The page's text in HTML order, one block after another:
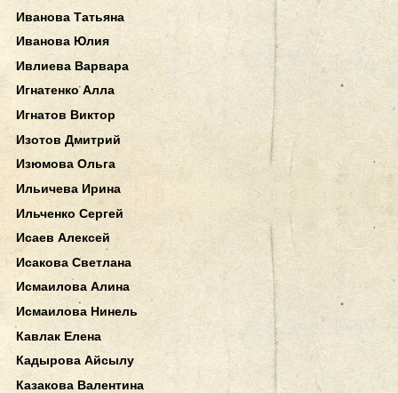
Иванова Татьяна
Иванова Юлия
Ивлиева Варвара
Игнатенко Алла
Игнатов Виктор
Изотов Дмитрий
Изюмова Ольга
Ильичева Ирина
Ильченко Сергей
Исаев Алексей
Исакова Светлана
Исмаилова Алина
Исмаилова Нинель
Кавлак Елена
Кадырова Айсылу
Казакова Валентина